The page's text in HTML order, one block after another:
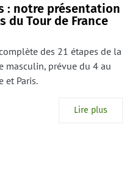
: notre présentation
du Tour de France
des 21 étapes de la
masculin, prévue du 4 au
et Paris.
Lire plus